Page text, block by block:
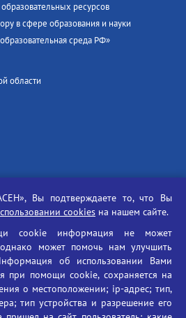
ресурсов
в сфере образования и науки
среда РФ»
области
услуг
безопасности
прокуратура РФ
университет
Вы подтверждаете то, что Вы
cookies на нашем сайте.
cookie информация не может
может помочь нам улучшить
об использовании Вами
при помощи cookie, сохраняется на
о местоположении; ip-адрес; тип,
тип устройства и разрешение его